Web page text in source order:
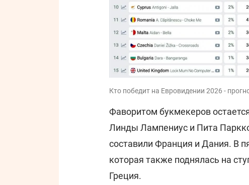
Кто победит на Евровидении 2026 -
Фаворитом букмекеров
Линды Лампениус и Пита
составили Франция и Дания. В
которая также поднялась на
Греция.